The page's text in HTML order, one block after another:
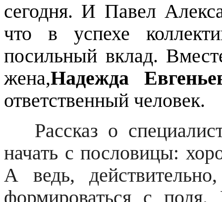
сегодня. И Павел
что в успехе
посильный вклад.
жена,Надежда
ответственный человек.
Рассказ о
начать с пословицы:
А ведь,
формироваться с